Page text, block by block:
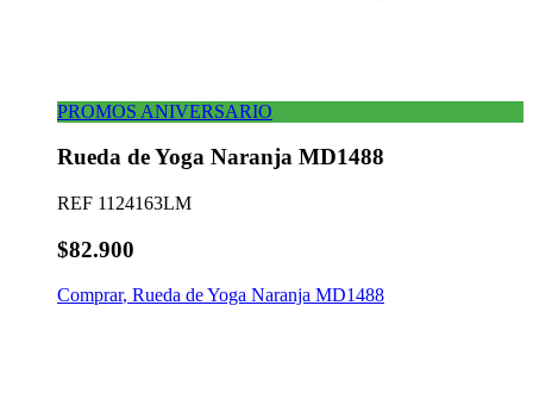
PROMOS ANIVERSARIO
Rueda de Yoga Naranja MD1488
REF 1124163LM
$82.900
Comprar, Rueda de Yoga Naranja MD1488